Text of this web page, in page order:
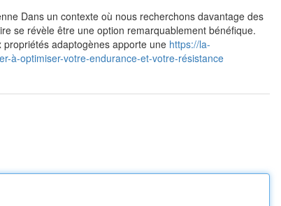
Dans un contexte où nous recherchons davantage des
se révèle être une option remarquablement bénéfique.
adaptogènes apporte une https://la-
à-optimiser-votre-endurance-et-votre-résistance